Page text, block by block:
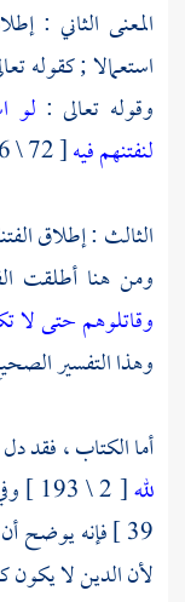
المعنى الثاني :
استعمالا ; كقوله
وقوله تعالى : لو
لنفتنهم فيه[ 72 \ 16 - 17 ] والآيات بمثل ذلك كثيرة .
الثالث : إطلاق
ومن هنا أطلقت
وقاتلوهم حتى لا
وهذا التفسير
أما الكتاب ، فقد
لله[ 2 \ 193 ] وفي " الأنفال " :
39 ] فإنه يوضح أن معنى :
لأن الدين لا يكون